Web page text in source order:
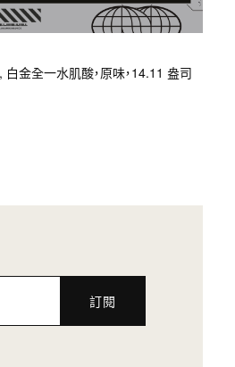
金全一水肌酸，原味，14.11 盎司
訂閱